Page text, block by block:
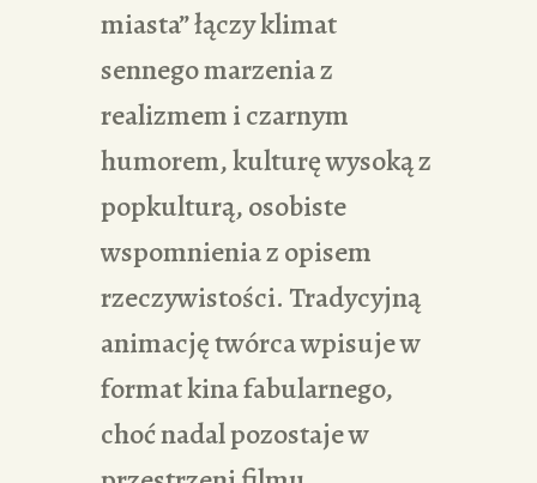
miasta” łączy klimat
sennego marzenia z
realizmem i czarnym
humorem, kulturę wysoką z
popkulturą, osobiste
wspomnienia z opisem
rzeczywistości. Tradycyjną
animację twórca wpisuje w
format kina fabularnego,
choć nadal pozostaje w